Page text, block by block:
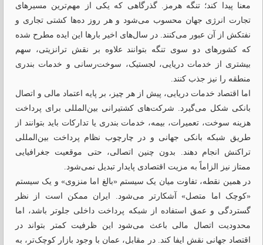
معنا پیدا کند؛ تنگه هرمز. گذرگاهی که یکی از مهم‌ترین مسیرهای
تجارت انرژی جهان محسوب می‌شود و هر روز ده‌ها کشتی تجاری و
نفتکش از آن عبور می‌کنند. در سال‌های اخیر بارها این ایده مطرح شده
که کشورهای دو سوی تنگه بتوانند علاوه بر نقش ترانزیتی، سهم
بیشتری از خدمات دریایی، لجستیک، سوخت‌رسانی و خدمات بندری
منطقه را نیز جذب کنند.
اما اقتصاد خدمات دریایی، پیش از هر چیز، بر پایه اعتماد مالی و اتصال
بانکی شکل می‌گیرد. شرکت‌های کشتیرانی بین‌المللی برای پرداخت
هزینه سوخت، تعمیرات، بیمه، خدمات بندری یا تدارکات باید بتوانند از
طریق شبکه بانکی جهانی و در چارچوب نظام پرداخت بین‌المللی
تراکنش انجام دهند. بدون چنین اتصالی، حتی موقعیت جغرافیایی
ممتاز نیز الزاماً به مزیت اقتصادی پایدار تبدیل نمی‌شود.
در همین نقطه، تفاوت میان یک سیستم «بالغ اما منزوی» و یک سیستم
«کوچک اما متصل» آشکارتر می‌شود. ایران ممکن است از نظر
گستردگی و عمق استفاده از شبکه پرداخت داخلی جلوتر باشد، اما
محدودیت اتصال مالی باعث می‌شود این ظرفیت کمتر بتواند در
اقتصاد جهانی نقش ایفا کند. در مقابل، عمان با وجود بازار کوچک‌تر، به